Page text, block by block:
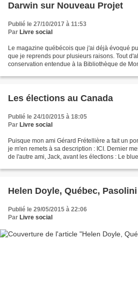
Darwin sur Nouveau Projet
Publié le 27/10/2017 à 11:53
Par Livre social
Le magazine québécois que j'ai déjà évoqué
que je reprends pour plusieurs raisons. Tout
conservation entendue à la Bibliothèque de
Les élections au Canada
Publié le 24/10/2015 à 18:05
Par Livre social
Puisque mon ami Gérard Frétellière a fait un
je m'en remets à sa description : ICI. Dernier
de l'autre ami, Jack, avant les élections : Le
Helen Doyle, Québec, Pasolini
Publié le 29/05/2015 à 22:06
Par Livre social